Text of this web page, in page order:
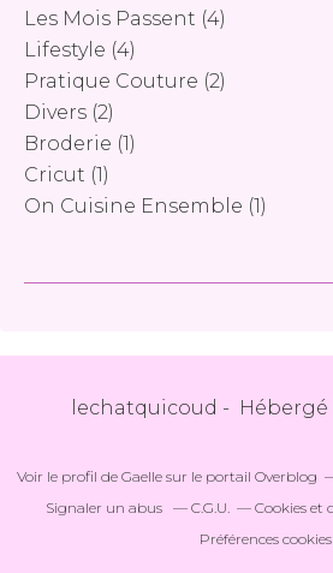
Les Mois Passent (4)
Lifestyle (4)
Pratique Couture (2)
Divers (2)
Broderie (1)
Cricut (1)
On Cuisine Ensemble (1)
lechatquicoud - Hébergé
Voir le profil de Gaelle sur le portail Overblog
Signaler un abus
C.G.U.
Cookies et
Préférences cookies